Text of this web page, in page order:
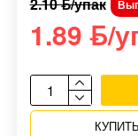
1.89 ƃ/